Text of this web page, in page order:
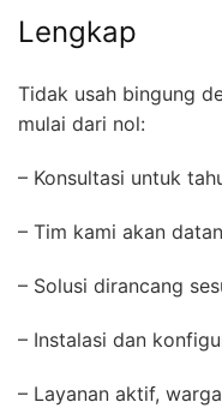
Lengkap
Tidak usah bingung
mulai dari nol:
– Konsultasi untuk
– Tim kami akan
– Solusi dirancang
– Instalasi dan
– Layanan aktif,